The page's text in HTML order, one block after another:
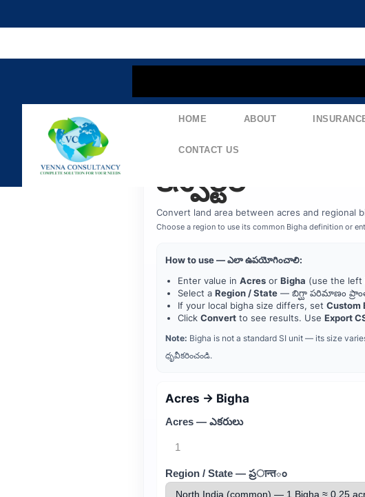
HOME ABOUT
CONTACT US
Acre ⇄
కన్వర్టర్
Convert land area between acres and
Choose a region to use its common Bigha definition or
How to use — ఎలా ఉపయోగించాలి:
Enter value in Acres or Bigha (use the left
Select a Region / State — బిగ్ఘా పరిమాణం
If your local bigha size differs, set Custom
Click Convert to see results. Use Export
Note: Bigha is not a standard SI unit — its size
ధృవీకరించండి.
Acres → Bigha
Acres — ఎకరులు
Region / State — ప్రान्तం